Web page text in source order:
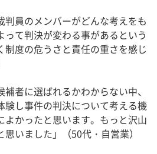
員のメンバーがどんな考えをも
って判決が変わる事があるという
制度の危うさと責任の重さを感じ
者に選ばれるかわからない中、
験し事件の判決について考える機
よかったと思います。もっと沢山
いました」（50代・自営業）